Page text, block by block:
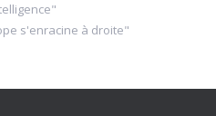
s'enracine à droite"